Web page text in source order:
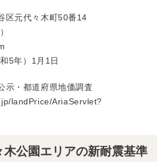
区元代々木町50番14
5年）1月1日
示・都道府県地価調査
landPrice/AriaServlet?
公園エリアの新耐震基準